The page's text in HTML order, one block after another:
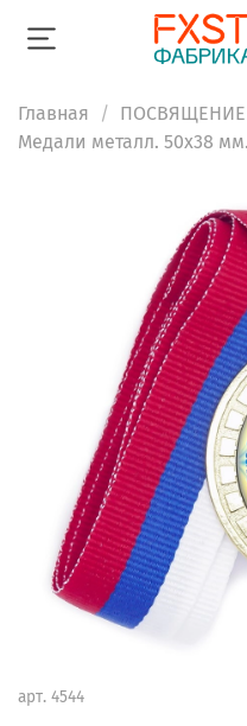
Главная
ПОСВЯЩЕНИЕ
Медали металл. 50х38 мм.
арт. 4544